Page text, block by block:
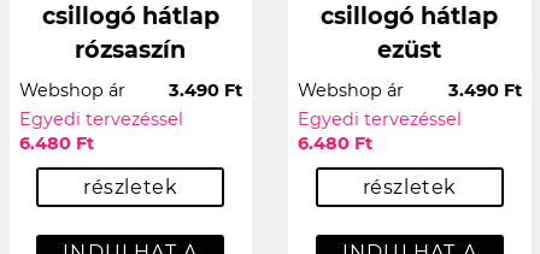
csillogó hátlap
rózsaszín
Webshop ár
3.490 Ft
Egyedi tervezéssel
6.480 Ft
részletek
csillogó hátlap
ezüst
Webshop ár
3.490 Ft
Egyedi tervezéssel
6.480 Ft
részletek